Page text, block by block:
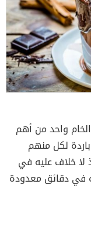
واحد من أهم
لكل منهم
خلاف عليه في
في دقائق معدودة